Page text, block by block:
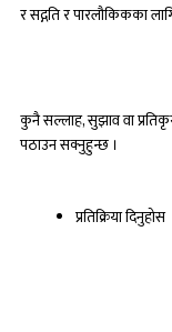
र सद्गति र पारलौकिकका
कुनै सल्लाह, सुझाव वा
पठाउन सक्नुहुन्छ ।
प्रतिक्रिया दिनुहोस​